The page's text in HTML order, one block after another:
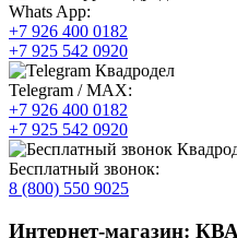
Whats App:
+7 926 400 0182
+7 925 542 0920
Telegram / MAX:
+7 926 400 0182
+7 925 542 0920
Бесплатный звонок:
8 (800) 550 9025
Интернет-магазин: